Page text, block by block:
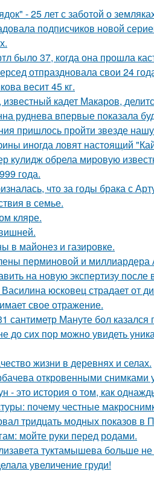
- 25 лет с заботой о
подписчиков новой
было 37, когда она прошла
отпраздновала свои 24
весит 45 кг.
кадет Макаров,
руднева впервые показала
пришлось пройти звезде
иногда ловят настоящий
кулидж обрела мировую
года.
что за годы брака с
в семье.
кляре.
в майонез и газировке.
перминовой и миллиардера
на новую экспертизу после
юсковец страдает от
свое отражение.
сантиметр Мануте бол
до сих пор можно увидеть
жизни в деревнях и селах.
откровенными снимками
- это история о том, как
почему честные
тридцать модных показов в
мойте руки перед родами.
туктамышева больше
увеличение груди!